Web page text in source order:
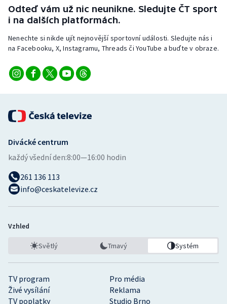
Odteď vám už nic neunikne. Sledujte ČT sport
i na dalších platformách.
Nenechte si nikde ujít nejnovější sportovní události. Sledujte nás i
na Facebooku, X, Instagramu, Threads či YouTube a buďte v obraze.
TV program
Pro média
Živé vysílání
Reklama
TV poplatky
Studio Brno
Divácké centrum
každý všední den:8:00—16:00 hodin
261 136 113
info@ceskatelevize.cz
Vzhled
Světlý Tmavý Systém